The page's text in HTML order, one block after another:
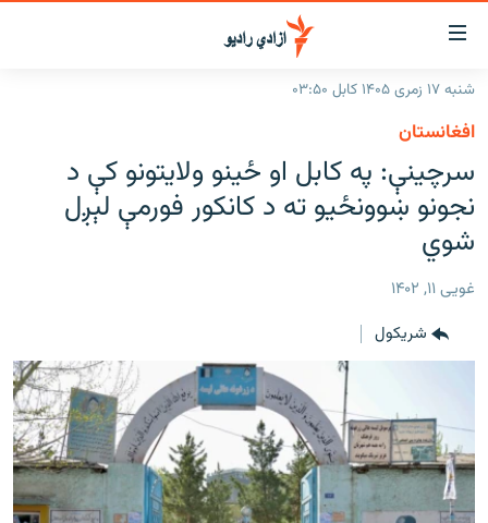
د
لاسرسۍ
وړ
لېنکونه
متن
ته
ورتلل
اصلي
مېنو
ته
مراجعه
افغانستان
سیمه
خبرونه
افغانستان
د خپرونو جدول
مرکې
انځوریزه برخه
د کډوالۍ بحران
'کووېډ-۱۹'
اړیکه
شنبه ۱۷ زمری ۱۴۰۵ کابل ۰۳:۵۰
افغانستان
سرچینې: په کابل او ځینو ولایتونو کې د
نجونو ښوونځیو ته د کانکور فورمې لېږل
شوي
غویی ۱۱, ۱۴۰۲
شريکول